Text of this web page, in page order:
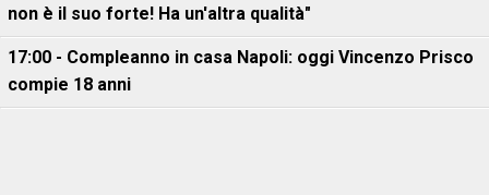
non è il suo forte! Ha un'altra qualità"
17:00 - Compleanno in casa Napoli: oggi Vincenzo Prisco
compie 18 anni